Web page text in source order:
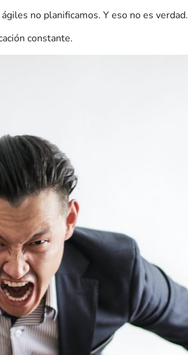
no planificamos. Y eso no es verdad.
constante.